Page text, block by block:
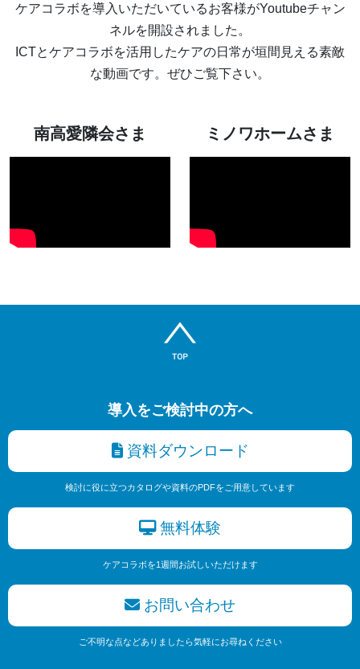
ケアコラボを導入いただいているお客様がYoutubeチャン
ネルを開設されました。
ICTとケアコラボを活用したケアの日常が垣間見える素敵
な動画です。ぜひご覧下さい。
南高愛隣会さま ミノワホームさま
導入をご検討中の方へ
資料ダウンロード
検討に役に立つカタログや資料のPDFをご用意しています
無料体験
ケアコラボを1週間お試しいただけます
お問い合わせ
ご不明な点などありましたら気軽にお尋ねください